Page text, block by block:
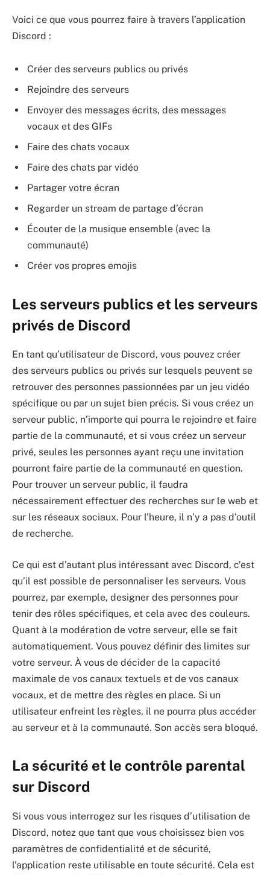
Voici ce que vous pourrez faire à travers l’application
Discord :
Créer des serveurs publics ou privés
Rejoindre des serveurs
Envoyer des messages écrits, des messages
vocaux et des GIFs
Faire des chats vocaux
Faire des chats par vidéo
Partager votre écran
Regarder un stream de partage d’écran
Écouter de la musique ensemble (avec la
communauté)
Créer vos propres emojis
Les serveurs publics et les serveurs
privés de Discord
En tant qu’utilisateur de Discord, vous pouvez créer
des serveurs publics ou privés sur lesquels peuvent se
retrouver des personnes passionnées par un jeu vidéo
spécifique ou par un sujet bien précis. Si vous créez un
serveur public, n’importe qui pourra le rejoindre et faire
partie de la communauté, et si vous créez un serveur
privé, seules les personnes ayant reçu une invitation
pourront faire partie de la communauté en question.
Pour trouver un serveur public, il faudra
nécessairement effectuer des recherches sur le web et
sur les réseaux sociaux. Pour l’heure, il n’y a pas d’outil
de recherche.
Ce qui est d’autant plus intéressant avec Discord, c’est
qu’il est possible de personnaliser les serveurs. Vous
pourrez, par exemple, designer des personnes pour
tenir des rôles spécifiques, et cela avec des couleurs.
Quant à la modération de votre serveur, elle se fait
automatiquement. Vous pouvez définir des limites sur
votre serveur. À vous de décider de la capacité
maximale de vos canaux textuels et de vos canaux
vocaux, et de mettre des règles en place. Si un
utilisateur enfreint les règles, il ne pourra plus accéder
au serveur et à la communauté. Son accès sera bloqué.
La sécurité et le contrôle parental
sur Discord
Si vous vous interrogez sur les risques d’utilisation de
Discord, notez que tant que vous choisissez bien vos
paramètres de confidentialité et de sécurité,
l’application reste utilisable en toute sécurité. Cela est